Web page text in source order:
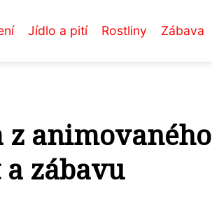
Jídlo a pití Rostliny Zábava
z animovaného
zábavu